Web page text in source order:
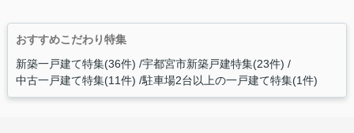
おすすめこだわり特集
新築一戸建て特集(36件) 宇都宮市新築戸建特集(23件)
中古一戸建て特集(11件) 駐車場2台以上の一戸建て特集(1件)